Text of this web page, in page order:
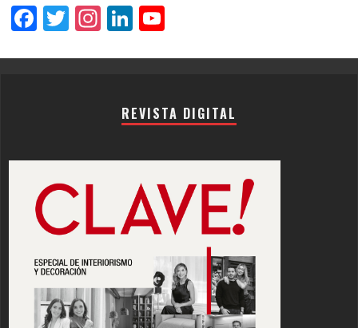
Facebook
Twitter
Instagram
LinkedIn
REVISTA DIGITAL